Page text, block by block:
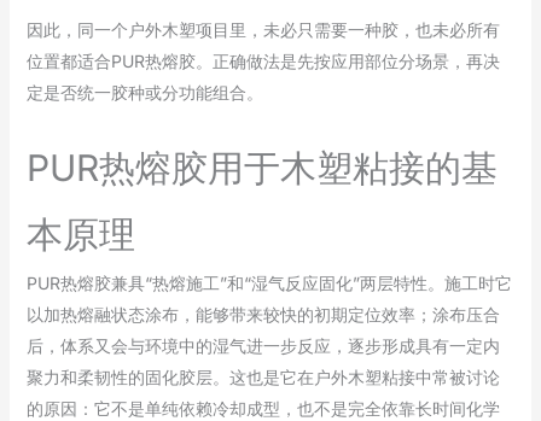
因此，同一个户外木塑项目里，未必只需要一种胶，也未必所有
位置都适合PUR热熔胶。正确做法是先按应用部位分场景，再决
定是否统一胶种或分功能组合。
PUR热熔胶用于木塑粘接的基
本原理
PUR热熔胶兼具“热熔施工”和“湿气反应固化”两层特性。施工时它
以加热熔融状态涂布，能够带来较快的初期定位效率；涂布压合
后，体系又会与环境中的湿气进一步反应，逐步形成具有一定内
聚力和柔韧性的固化胶层。这也是它在户外木塑粘接中常被讨论
的原因：它不是单纯依赖冷却成型，也不是完全依靠长时间化学